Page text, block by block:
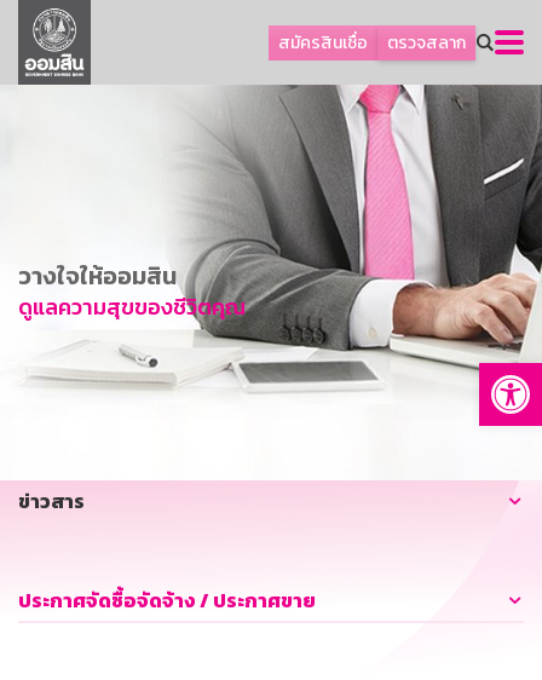
สมัครสินเชื่อ ตรวจสลาก
ลูกค้าธุรกิจ
ลูกค้าผู้ประกอบรายย่อย
การพัฒนาที่ยั่งยืน
ข่าวสาร
บริการทางการเงิน
อื่นๆ
วางใจให้ออมสิน
ดูแลความสุขของชีวิตคุณ
ข่าวสาร
ประกาศจัดซื้อจัดจ้าง / ประกาศขาย